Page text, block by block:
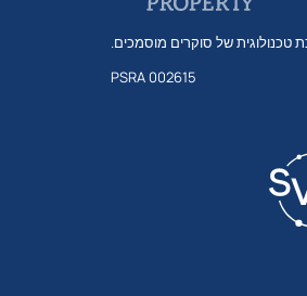
טכנולוגית של סוקרים מוסמכים.
PSRA 002615